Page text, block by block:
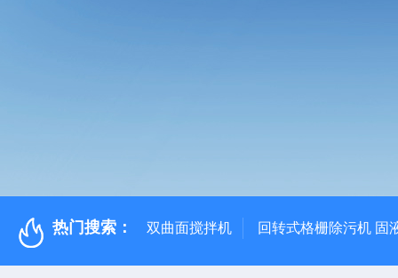
热门搜索： 双曲面搅拌机 回转式格栅除污机 固